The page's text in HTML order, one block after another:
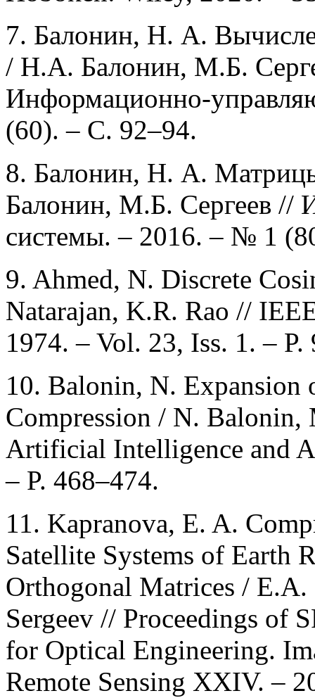
7. Балонин, Н. А.
/ Н.А. Балонин, М.Б.
Информационно-
(60). – С. 92–94.
8. Балонин, Н. А.
Балонин, М.Б. Сергеев //
системы. – 2016. – № 1
9. Ahmed, N. Discrete
Natarajan, K.R. Rao //
1974. – Vol. 23, Iss. 1. – P.
10. Balonin, N. Expansion
Compression / N. Balonin,
Artificial Intelligence and
– P. 468–474.
11. Kapranova, E. A.
Satellite Systems of Earth
Orthogonal Matrices /
Sergeev // Proceedings of
for Optical Engineering.
Remote Sensing XXIV. –